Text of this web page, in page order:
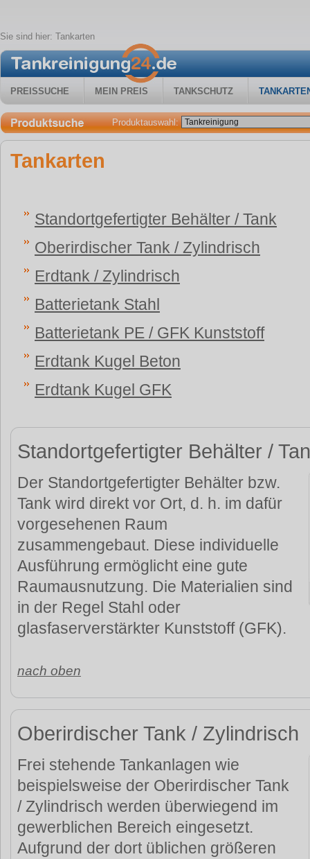
Sie sind hier: Tankarten
PREISSUCHE MEIN PREIS TANKSCHUTZ
Produktauswahl:
Tankarten
Standortgefertigter Behälter / Tank
Oberirdischer Tank / Zylindrisch
Erdtank / Zylindrisch
Batterietank Stahl
Batterietank PE / GFK Kunststoff
Erdtank Kugel Beton
Erdtank Kugel GFK
Standortgefertigter Behälter /
Der Standortgefertigter Behälter bzw.
Tank wird direkt vor Ort, d. h. im dafür
vorgesehenen Raum
zusammengebaut. Diese individuelle
Ausführung ermöglicht eine gute
Raumausnutzung. Die Materialien sind
in der Regel Stahl oder
glasfaserverstärkter Kunststoff (GFK).
nach oben
Oberirdischer Tank / Zylindrisch
Frei stehende Tankanlagen wie
beispielsweise der Oberirdischer Tank
/ Zylindrisch werden überwiegend im
gewerblichen Bereich eingesetzt.
Aufgrund der dort üblichen größeren